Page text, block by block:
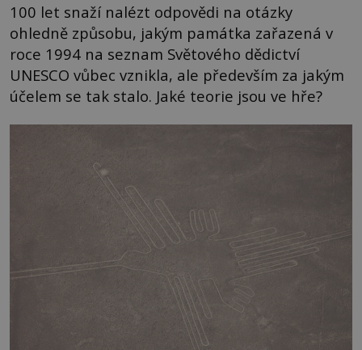
100 let snaží nalézt odpovědi na otázky
ohledně způsobu, jakým památka zařazená v
roce 1994 na seznam Světového dědictví
UNESCO vůbec vznikla, ale především za jakým
účelem se tak stalo. Jaké teorie jsou ve hře?